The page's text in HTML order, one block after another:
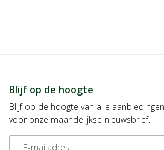
Blijf op de hoogte
Blijf op de hoogte van alle
voor onze maandelijkse nieuwsbrief.
E-mailadres